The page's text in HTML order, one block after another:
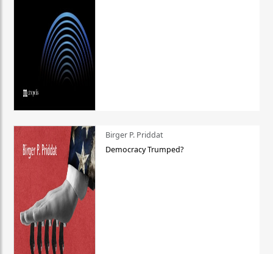
Birger P. Priddat
Democracy Trumped?